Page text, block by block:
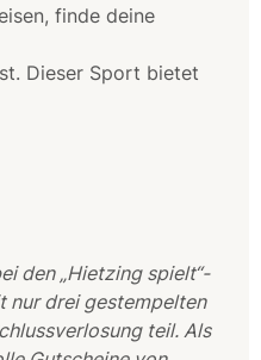
finde deine
Dieser Sport bietet
den „Hietzing spielt“-
nur drei gestempelten
teil. Als